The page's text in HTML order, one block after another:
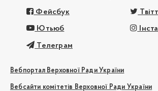
Фейсбук
Ютьюб
Телеграм
Вебпортал Верховної Ради України
Вебсайти комітетів Верховної Ради України